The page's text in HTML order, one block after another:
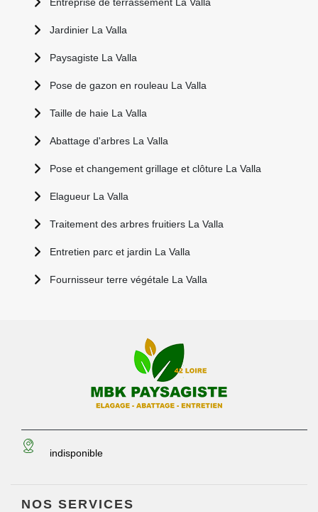
Jardinier La Valla
Paysagiste La Valla
Pose de gazon en rouleau La Valla
Taille de haie La Valla
Abattage d'arbres La Valla
Pose et changement grillage et clôture La Valla
Elagueur La Valla
Traitement des arbres fruitiers La Valla
Entretien parc et jardin La Valla
Fournisseur terre végétale La Valla
indisponible
NOS SERVICES